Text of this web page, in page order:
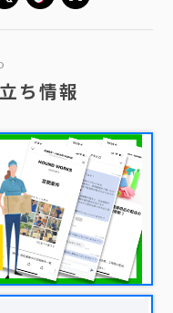
ち情報